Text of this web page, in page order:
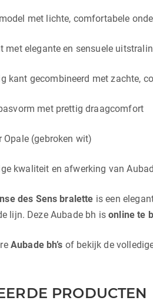
met lichte, comfortabele
met elegante en sensuele
kant gecombineerd met zachte,
met prettig draagcomfort
Opale (gebroken wit)
kwaliteit en afwerking van
des Sens bralette is een
lijn. Deze Aubade bh isonline te
Aubade bh’s of bekijk de
PRODUCTEN